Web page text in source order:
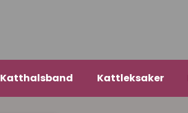
Katthalsband Kattleksaker